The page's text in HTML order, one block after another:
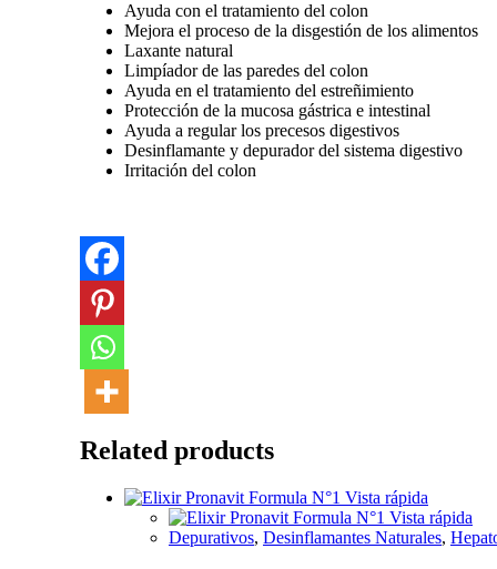
Ayuda con el tratamiento del colon
Mejora el proceso de la disgestión de los alimentos
Laxante natural
Limpíador de las paredes del colon
Ayuda en el tratamiento del estreñimiento
Protección de la mucosa gástrica e intestinal
Ayuda a regular los precesos digestivos
Desinflamante y depurador del sistema digestivo
Irritación del colon
Related products
Vista rápida
Vista rápida
Depurativos, Desinflamantes Naturales,